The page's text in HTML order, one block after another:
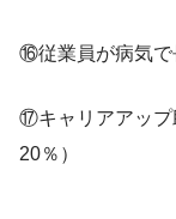
⑯従業員が病気で
⑰キャリアアップ
20％）